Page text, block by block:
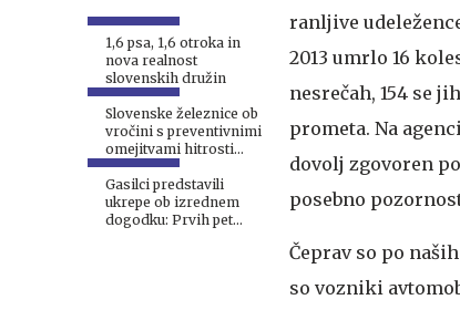
1,6 psa, 1,6 otroka in
nova realnost
slovenskih družin
Slovenske železnice ob
vročini s preventivnimi
omejitvami hitrosti
vlakov
Gasilci predstavili
ukrepe ob izrednem
dogodku: Prvih pet
ranljive
2013 umrlo 16
nesrečah, 154 se
prometa. Na
dovolj zgovoren
posebno
Čeprav so po
so vozniki